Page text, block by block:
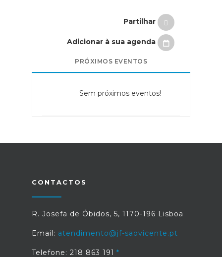
Partilhar
Adicionar à sua agenda
PRÓXIMOS EVENTOS
Sem próximos eventos!
CONTACTOS
R. Josefa de Óbidos, 5, 1170-196 Lisboa
Email: atendimento@jf-saovicente.pt
Telefone: 218 863 191